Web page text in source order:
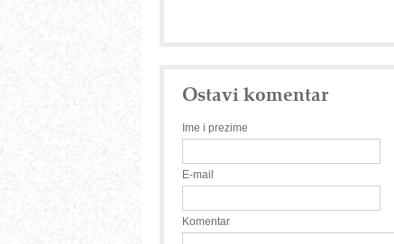
Ostavi komentar
Ime i prezime
E-mail
Komentar